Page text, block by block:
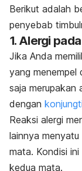
Berikut adalah
penyebab
1. Alergi
Jika Anda
yang menempel
saja merupakan
dengan
Reaksi alergi
lainnya
mata. Kondisi
kedua mata.